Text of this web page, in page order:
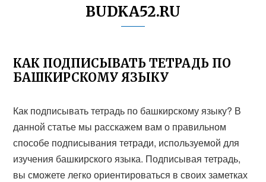
BUDKA52.RU
КАК ПОДПИСЫВАТЬ ТЕТРАДЬ ПО
БАШКИРСКОМУ ЯЗЫКУ
Как подписывать тетрадь по башкирскому языку? В
данной статье мы расскажем вам о правильном
способе подписывания тетради, используемой для
изучения башкирского языка. Подписывая тетрадь,
вы сможете легко ориентироваться в своих заметках